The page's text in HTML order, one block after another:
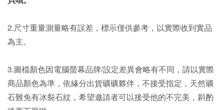
2.尺寸重量測量略有誤差，標示僅供參考，以實際收到實品
為主。
3.圖檔顏色因電腦螢幕品牌/設定差異會略有不同，請以實際
商品顏色為準，依緣分出貨礦礦夥伴，不接受指定，天然礦
石難免有冰裂石紋，希望邀請者可以接受他的不完美，斟酌